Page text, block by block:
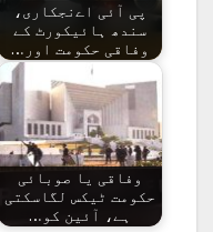
پی آئی اےنجکاری،
سندھ ہائیکورٹ کے
وفاقی حکومت اور…
وفاقی یا صوبائی
حکومت ٹیکس لگاسکتی
ہے، آئین کو…